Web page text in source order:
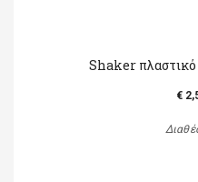
Shaker
€